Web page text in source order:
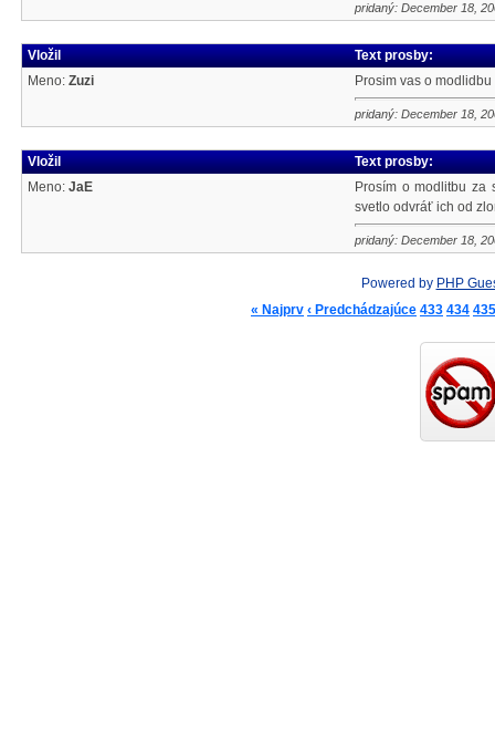
pridaný: December 18,
Vložil
Meno: Zuzi
Text prosby:
Prosim vas o
pridaný: December 18,
Vložil
Meno: JaE
Text prosby:
Prosím o modlitbu za
svetlo odvráť ich od
pridaný: December 18,
Powered by PHP
« Najprv ‹ Predchádzajúce 433 434 435